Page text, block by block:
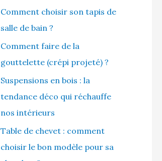
Comment choisir son tapis de
salle de bain ?
Comment faire de la
gouttelette (crépi projeté) ?
Suspensions en bois : la
tendance déco qui réchauffe
nos intérieurs
Table de chevet : comment
choisir le bon modèle pour sa